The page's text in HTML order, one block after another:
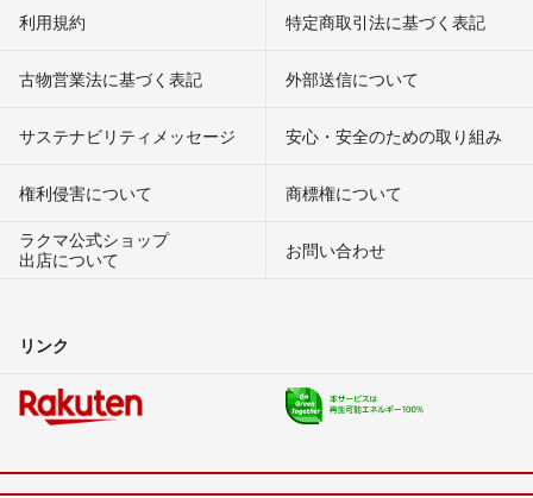
利用規約 特定商取引法に基づく表記
古物営業法に基づく表記 外部送信について
サステナビリティメッセージ 安心・安全のための取り組み
権利侵害について
商標権について
ラクマ公式ショップ
出店について
お問い合わせ
リンク